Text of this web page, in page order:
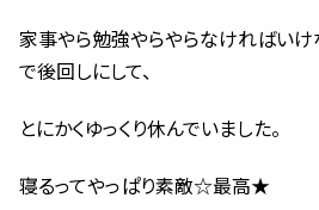
家事やら勉強やらやらなければいけ
で後回しにして、
とにかくゆっくり休んでいました。
寝るってやっぱり素敵☆最高★